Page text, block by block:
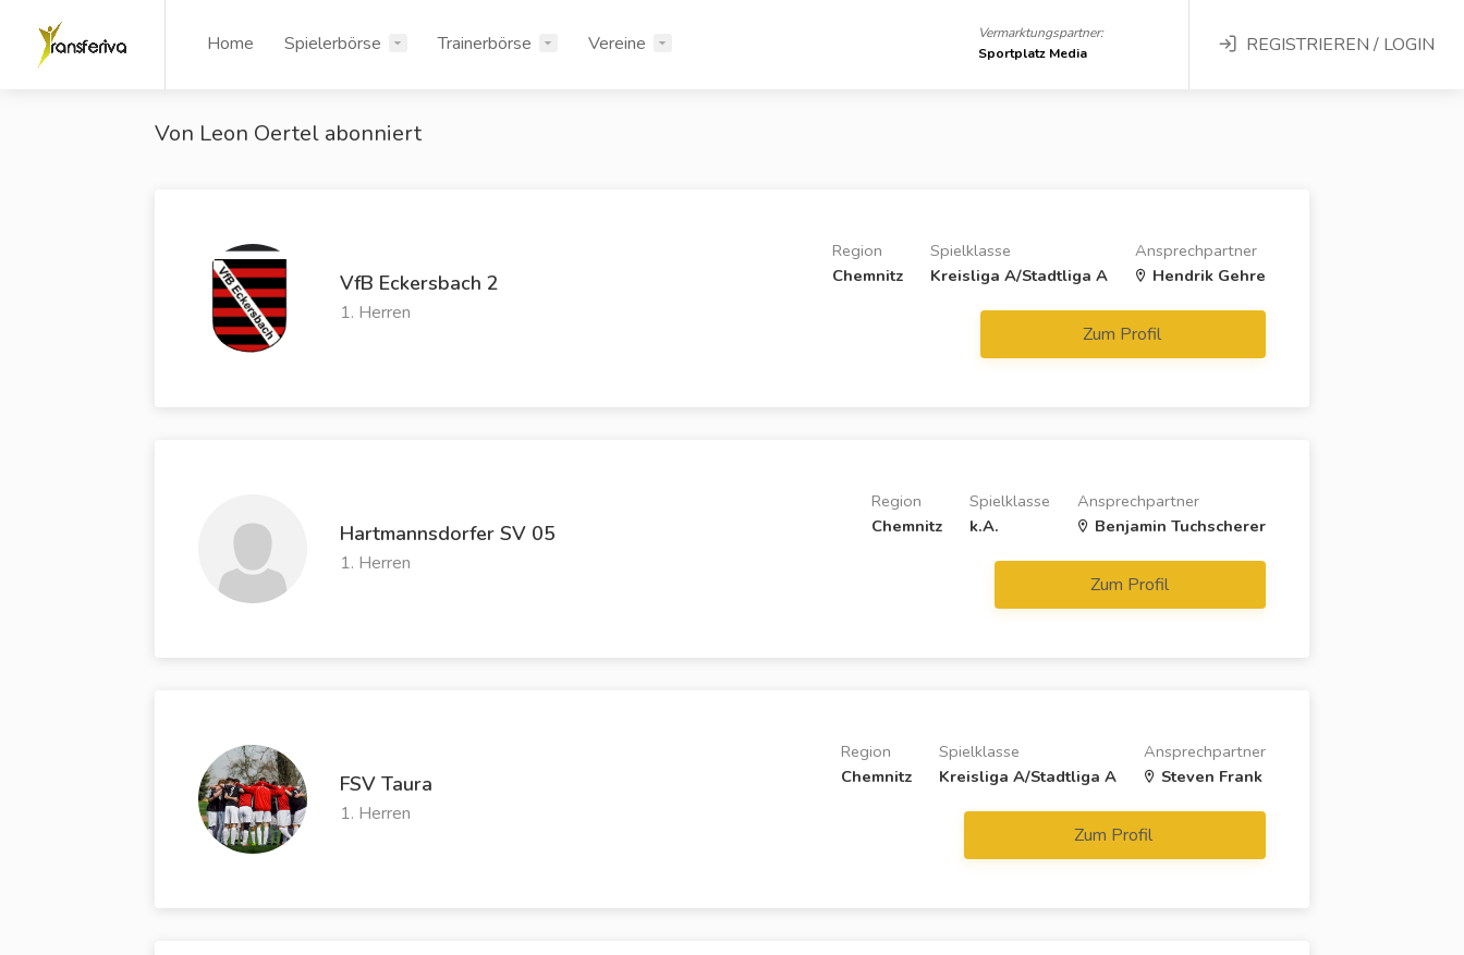
Home Spielerbörse Trainerbörse Vereine
Vermarktungspartner:
Sportplatz Media
REGISTRIEREN / LOGIN
Von Leon Oertel abonniert
VfB Eckersbach 2
1. Herren
Ansprechpartner
Hendrik Gehre
Spielklasse
Kreisliga A/Stadtliga A
Region
Chemnitz
Zum Profil
Hartmannsdorfer SV 05
1. Herren
Ansprechpartner
Benjamin Tuchscherer
Spielklasse
k.A.
Region
Chemnitz
Zum Profil
FSV Taura
1. Herren
Ansprechpartner
Steven Frank
Spielklasse
Kreisliga A/Stadtliga A
Region
Chemnitz
Zum Profil